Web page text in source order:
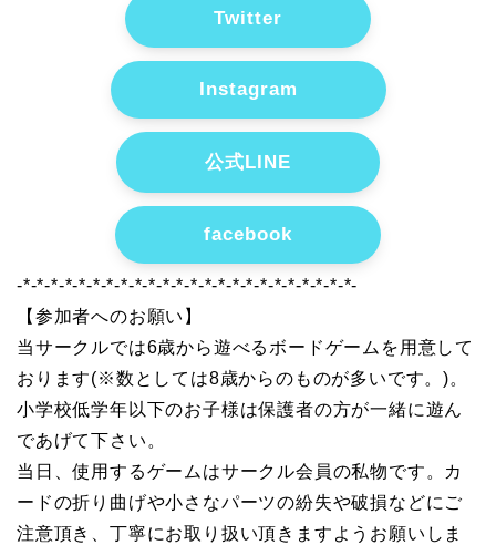
Twitter
Instagram
公式LINE
facebook
-*-*-*-*-*-*-*-*-*-*-*-*-*-*-*-*-*-*-*-*-*-*-*-*-
【参加者へのお願い】
当サークルでは6歳から遊べるボードゲームを用意して
おります(※数としては8歳からのものが多いです。)。
小学校低学年以下のお子様は保護者の方が一緒に遊ん
であげて下さい。
当日、使用するゲームはサークル会員の私物です。カ
ードの折り曲げや小さなパーツの紛失や破損などにご
注意頂き、丁寧にお取り扱い頂きますようお願いしま